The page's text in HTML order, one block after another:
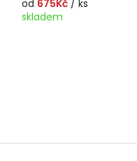
od 675Kč / ks
skladem